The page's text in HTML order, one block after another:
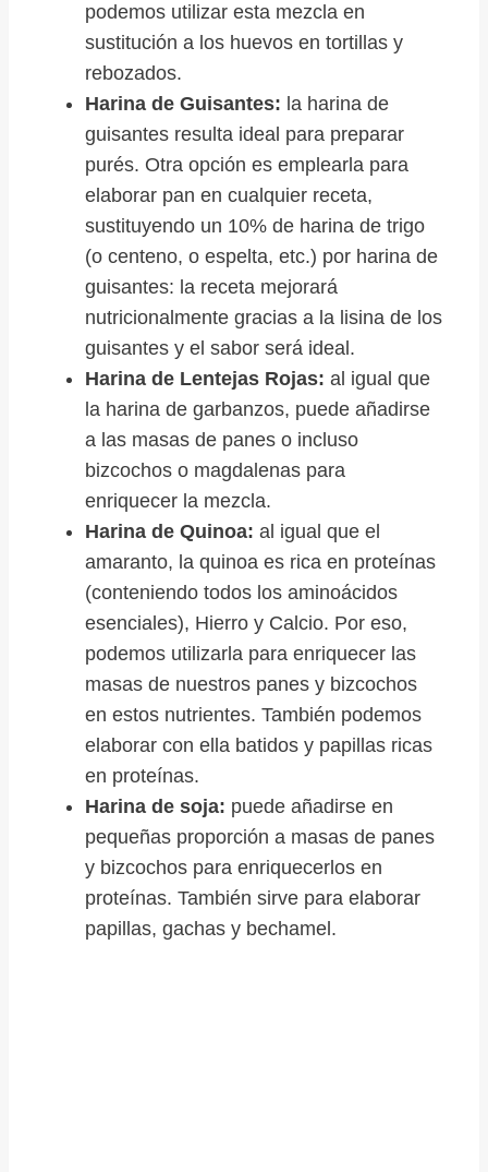
podemos utilizar esta mezcla en
sustitución a los huevos en tortillas y
rebozados.
Harina de Guisantes: la harina de
guisantes resulta ideal para preparar
purés. Otra opción es emplearla para
elaborar pan en cualquier receta,
sustituyendo un 10% de harina de trigo
(o centeno, o espelta, etc.) por harina de
guisantes: la receta mejorará
nutricionalmente gracias a la lisina de los
guisantes y el sabor será ideal.
Harina de Lentejas Rojas: al igual que
la harina de garbanzos, puede añadirse
a las masas de panes o incluso
bizcochos o magdalenas para
enriquecer la mezcla.
Harina de Quinoa: al igual que el
amaranto, la quinoa es rica en proteínas
(conteniendo todos los aminoácidos
esenciales), Hierro y Calcio. Por eso,
podemos utilizarla para enriquecer las
masas de nuestros panes y bizcochos
en estos nutrientes. También podemos
elaborar con ella batidos y papillas ricas
en proteínas.
Harina de soja: puede añadirse en
pequeñas proporción a masas de panes
y bizcochos para enriquecerlos en
proteínas. También sirve para elaborar
papillas, gachas y bechamel.